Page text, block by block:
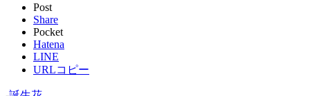
Post
Share
Pocket
Hatena
LINE
URLコピー